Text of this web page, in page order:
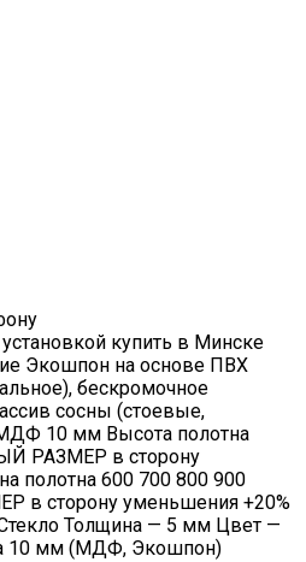
купить в Минске
Экошпон на основе ПВХ
бескромочное
сосны (стоевые,
10 мм Высота полотна
РАЗМЕР в сторону
полотна 600 700 800 900
в сторону уменьшения +20%
Толщина — 5 мм Цвет —
10 мм (МДФ, Экошпон)